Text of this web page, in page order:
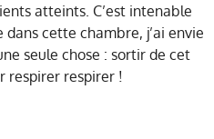
atteints. C’est intenable
dans cette chambre, j’ai envie
seule chose : sortir de cet
respirer respirer !